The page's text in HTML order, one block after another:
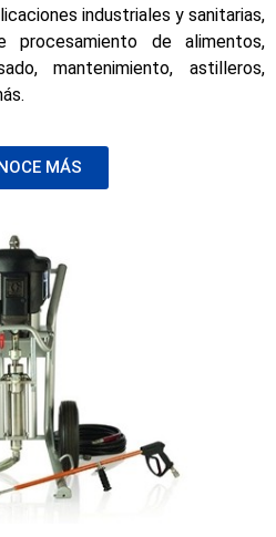
industriales y sanitarias,
procesamiento de alimentos,
mantenimiento, astilleros,
MÁS